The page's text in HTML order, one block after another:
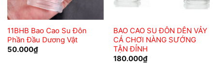
11BHB Bao Cao Su Đôn
Phần Đầu Dương Vật
50.000₫
BAO CAO SU ĐÔN DÊN VẢY
CÁ CHƠI NÀNG SƯỚNG
TẬN ĐỈNH
180.000₫